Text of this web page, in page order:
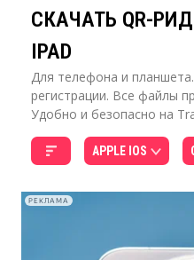
СКАЧАТЬ QR-
IPAD
Для телефона и
регистрации. Все файлы
Удобно и безопасно на
APPLE IOS
РЕКЛАМА